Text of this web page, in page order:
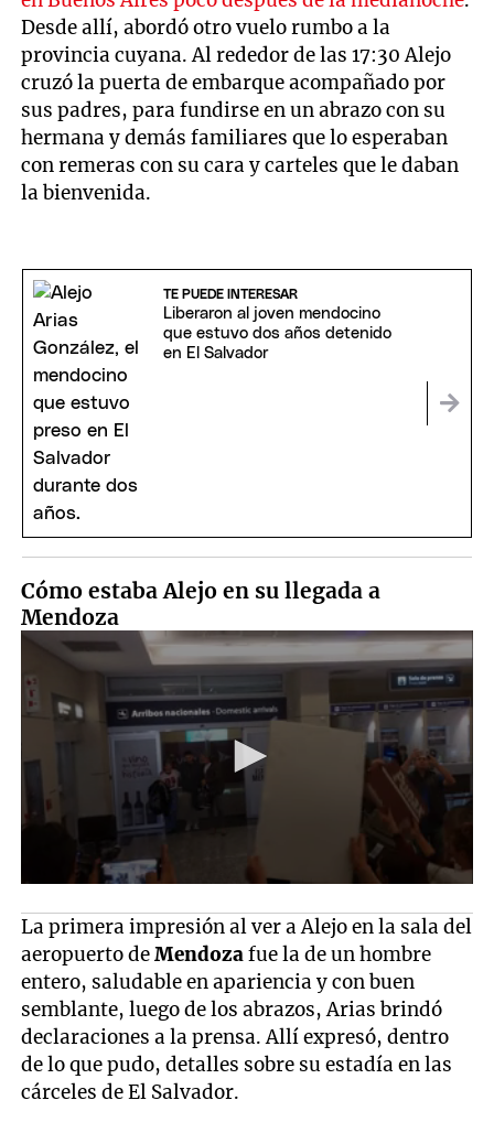
Desde allí, abordó otro vuelo rumbo a la
provincia cuyana. Al rededor de las 17:30 Alejo
cruzó la puerta de embarque acompañado por
sus padres, para fundirse en un abrazo con su
hermana y demás familiares que lo esperaban
con remeras con su cara y carteles que le daban
la bienvenida.
TE PUEDE INTERESAR
Liberaron al joven mendocino
que estuvo dos años detenido
en El Salvador
Cómo estaba Alejo en su llegada a
Mendoza
La primera impresión al ver a Alejo en la sala del
aeropuerto deMendozafue la de un hombre
entero, saludable en apariencia y con buen
semblante, luego de los abrazos, Arias brindó
declaraciones a la prensa. Allí expresó, dentro
de lo que pudo, detalles sobre su estadía en las
cárceles de El Salvador.